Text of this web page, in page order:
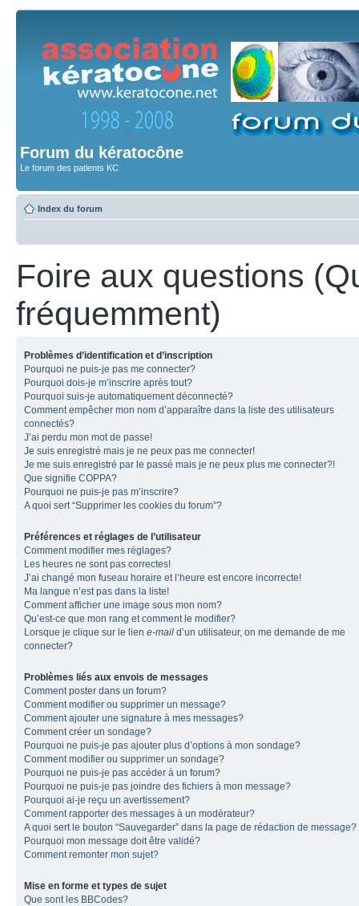
Forum du kératocône
Le forum des patients KC
Index du forum
Foire aux questions
fréquemment)
Problèmes d’identification et d’inscription
Pourquoi ne puis-je pas me connecter?
Pourquoi dois-je m’inscrire après tout?
Pourquoi suis-je automatiquement déconnecté?
Comment empêcher mon nom d’apparaître dans la liste des utilisateurs
connectés?
J’ai perdu mon mot de passe!
Je suis enregistré mais je ne peux pas me connecter!
Je me suis enregistré par le passé mais je ne peux plus me connecter?!
Que signifie COPPA?
Pourquoi ne puis-je pas m’inscrire?
A quoi sert “Supprimer les cookies du forum”?
Préférences et réglages de l’utilisateur
Comment modifier mes réglages?
Les heures ne sont pas correctes!
J’ai changé mon fuseau horaire et l’heure est encore incorrecte!
Ma langue n’est pas dans la liste!
Comment afficher une image sous mon nom?
Qu’est-ce que mon rang et comment le modifier?
Lorsque je clique sur le lien e-mail d’un utilisateur, on me demande de me
connecter?
Problèmes liés aux envois de messages
Comment poster dans un forum?
Comment modifier ou supprimer un message?
Comment ajouter une signature à mes messages?
Comment créer un sondage?
Pourquoi ne puis-je pas ajouter plus d’options à mon sondage?
Comment modifier ou supprimer un sondage?
Pourquoi ne puis-je pas accéder à un forum?
Pourquoi ne puis-je pas joindre des fichiers à mon message?
Pourquoi ai-je reçu un avertissement?
Comment rapporter des messages à un modérateur?
A quoi sert le bouton “Sauvegarder” dans la page de rédaction de message?
Pourquoi mon message doit être validé?
Comment remonter mon sujet?
Mise en forme et types de sujet
Que sont les BBCodes?